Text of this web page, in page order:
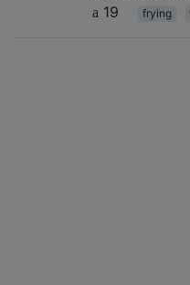
19
frying